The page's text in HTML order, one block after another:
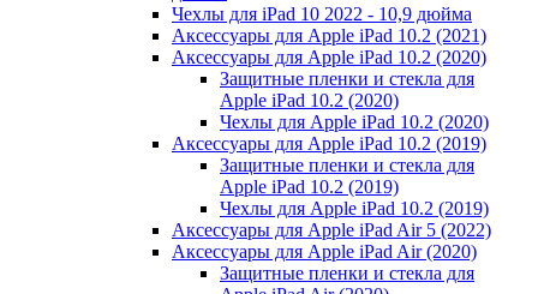
Чехлы для iPad 10 2022 - 10,9 дюйма
Аксессуары для Apple iPad 10.2 (2021)
Аксессуары для Apple iPad 10.2 (2020)
Защитные пленки и стекла для
Apple iPad 10.2 (2020)
Чехлы для Apple iPad 10.2 (2020)
Аксессуары для Apple iPad 10.2 (2019)
Защитные пленки и стекла для
Apple iPad 10.2 (2019)
Чехлы для Apple iPad 10.2 (2019)
Аксессуары для Apple iPad Air 5 (2022)
Аксессуары для Apple iPad Air (2020)
Защитные пленки и стекла для